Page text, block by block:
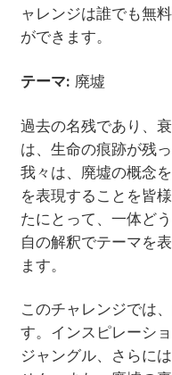
ャレンジは誰でも無
ができます。
テーマ: 廃墟
過去の名残であり、
は、生命の痕跡が残
我々は、廃墟の概念
を表現することを皆
たにとって、一体ど
自の解釈でテーマを
ます。
このチャレンジでは
す。インスピレーシ
ジャングル、さらに